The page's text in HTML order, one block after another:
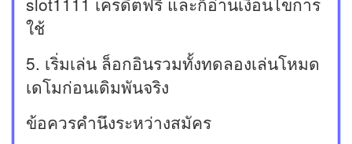
ใช้
5. เริ่มเล่น ล็อกอินรวมทั้งทดลองเล่นโหมด
เดโมก่อนเดิมพันจริง
ข้อควรคำนึงระหว่างสมัคร